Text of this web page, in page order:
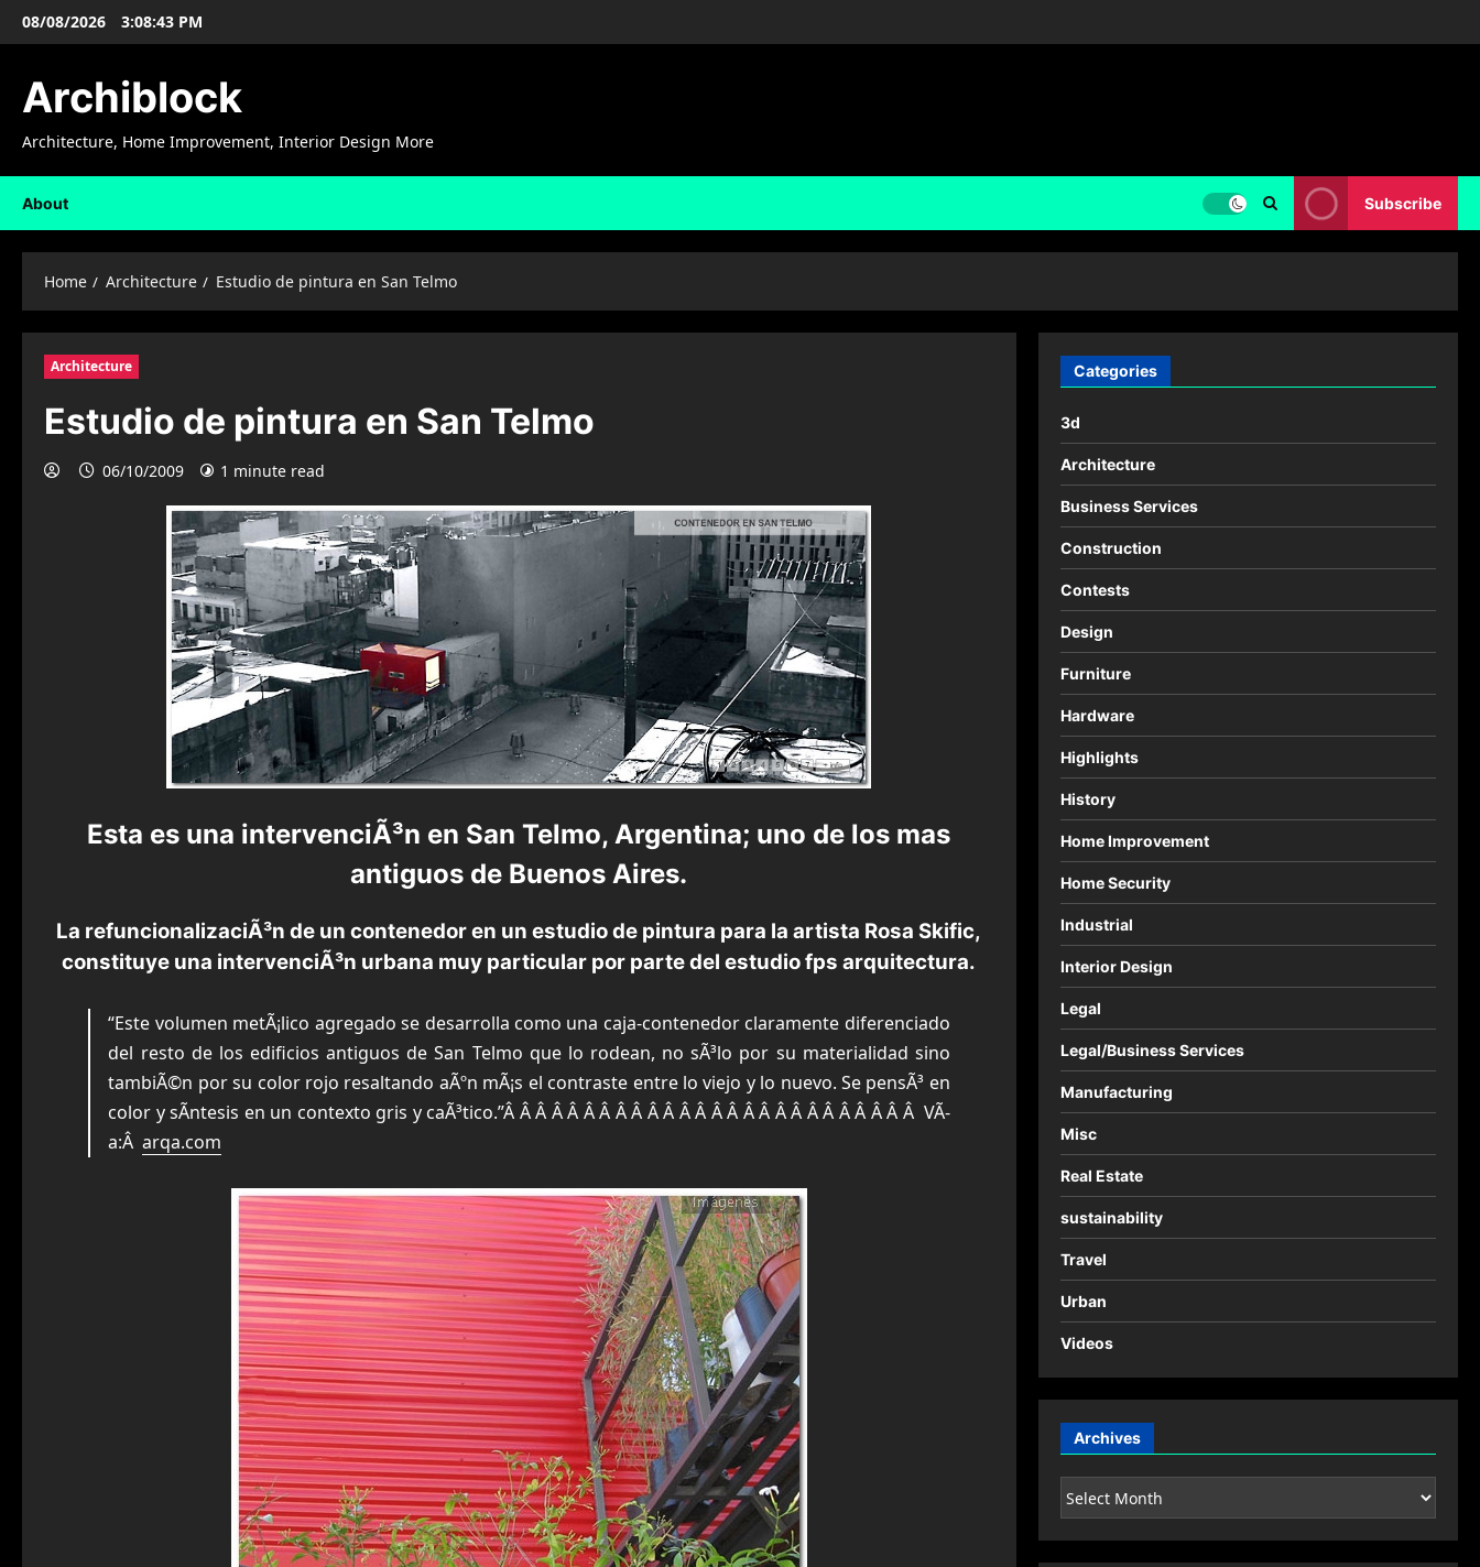
Skip08/08/2026 3:08:44 PM
Archiblock
Architecture, Home Improvement, Interior Design More
About Subscribe
Home Architecture Estudio de pintura en San Telmo
Architecture
Estudio de pintura en San Telmo
06/10/2009 1 minute read
Esta es una intervenciÃ³n en San Telmo, Argentina; uno de los mas
antiguos de Buenos Aires.
La refuncionalizaciÃ³n de un contenedor en un estudio de pintura para la artista Rosa Skific,
constituye una intervenciÃ³n urbana muy particular por parte del estudiofps arquitectura.
“Este volumen metÃ¡lico agregado se desarrolla como una caja-contenedor claramente diferenciado
del resto de los edificios antiguos de San Telmo que lo rodean, no sÃ³lo por su materialidad sino
tambiÃ©n por su color rojo resaltando aÃºn mÃ¡s el contraste entre lo viejo y lo nuevo. Se pensÃ³ en
color y sÃ­ntesis en un contexto gris y caÃ³tico.”Â Â Â Â Â Â Â Â Â Â Â Â Â Â Â Â Â Â Â Â Â Â Â Â Â Â VÃ­
a:Âarqa.com
Categories
3d
Architecture
Business Services
Construction
Contests
Design
Furniture
Hardware
Highlights
History
Home Improvement
Home Security
Industrial
Interior Design
Legal
Legal/Business Services
Manufacturing
Misc
Real Estate
sustainability
Travel
Urban
Videos
Archives
Archives